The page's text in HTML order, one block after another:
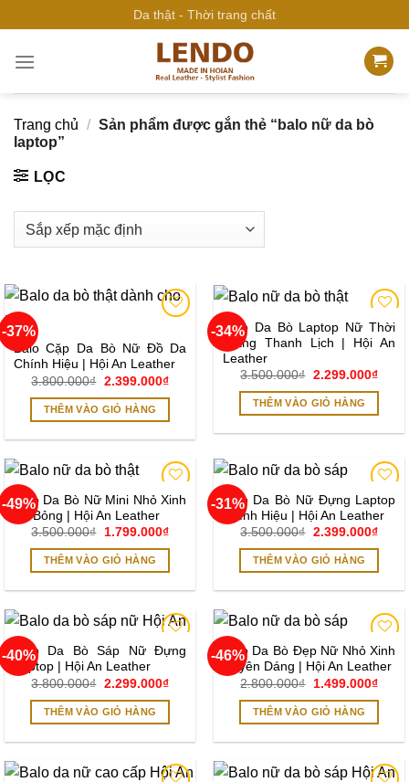
qua
nội
Da thật - Thời trang chất
Trang chủ / Sản phẩm được gắn thẻ “balo nữ da bò
laptop”
LỌC
-37%
wishlist
Balo Cặp Da Bò Nữ Đồ Da
Chính Hiệu | Hội An Leather
3.800.000₫ Giá
là:
3.800.000₫.
2.399.000₫Giá
tại
THÊM VÀO GIỎ HÀNG
-34%
Add to
wishlist
Balo Da Bò Laptop Nữ Thời
Trang Thanh Lịch | Hội An
Leather
3.500.000₫ Giá
là:
3.500.000₫.
2.299.000₫Giá
THÊM VÀO GIỎ HÀNG
-49%
Add to
wishlist
Balo Da Bò Nữ Mini Nhỏ Xinh
Bé Bỏng | Hội An Leather
3.500.000₫
Giá
là:
3.500.000₫.
1.799.000₫Giá
THÊM VÀO GIỎ HÀNG
-31%
Add to
wishlist
Balo Da Bò Nữ Đựng Laptop
Chính Hiệu | Hội An Leather
3.500.000₫ Giá
là:
3.500.000₫.
2.399.000₫Giá
THÊM VÀO GIỎ HÀNG
-40%
Add to
wishlist
Balo Da Bò Sáp Nữ Đựng
Laptop | Hội An Leather
3.800.000₫ Giá
là:
3.800.000₫.
2.299.000₫Giá
THÊM VÀO GIỎ HÀNG
-46%
Add to
wishlist
Balo Da Bò Đẹp Nữ Nhỏ Xinh
Duyên Dáng | Hội An Leather
2.800.000₫
Giá
là:
2.800.000₫.
1.499.000₫Giá
THÊM VÀO GIỎ HÀNG